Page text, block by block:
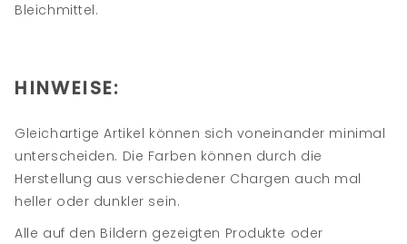
Bleichmittel.
HINWEISE:
Gleichartige Artikel können sich voneinander minimal
unterscheiden. Die Farben können durch die
Herstellung aus verschiedener Chargen auch mal
heller oder dunkler sein.
Alle auf den Bildern gezeigten Produkte oder